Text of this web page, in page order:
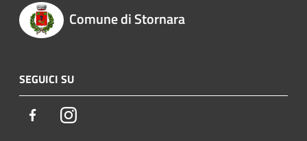
Comune di Stornara
SEGUICI SU
FacebookInstagram